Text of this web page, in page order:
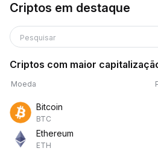
Criptos em destaque
Pesquisar
Criptos com maior
Moeda
Bitcoin
BTC
Ethereum
ETH